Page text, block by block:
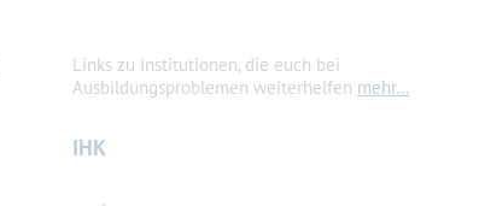
Links zu Institutionen, die euch bei
Ausbildungsproblemen weiterhelfen mehr…
IHK